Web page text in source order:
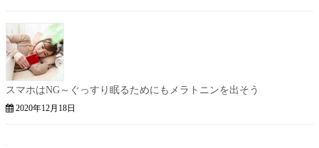
スマホはNG～ぐっすり眠るためにもメラトニンを出そう
2020年12月18日